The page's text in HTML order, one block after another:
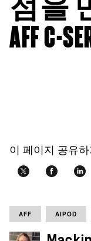
점을
AFF C-
이 페이지 공유하
AFF AIPOD